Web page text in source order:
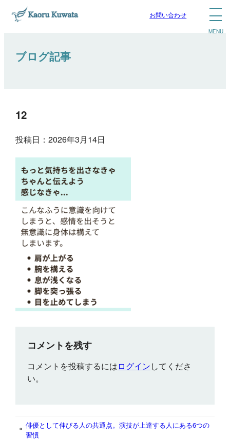
お問い合わせ
ブログ記事
12
投稿日：2026年3月14日
コメントを残す
コメントを投稿するにはログインしてくださ
い。
« 俳優として伸びる人の共通点。演技が上達する人にある6つの
習慣